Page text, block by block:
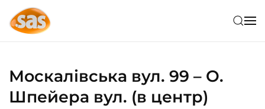
Skip to main content
Москалівська вул. 99 – О.
Шпейера вул. (в центр)